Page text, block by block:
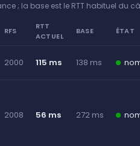
; la base est le RTT habituel du
RFS
RTT
ACTUEL
BASE ÉTAT
2000 115 ms 138 ms
2008 56 ms 272 ms